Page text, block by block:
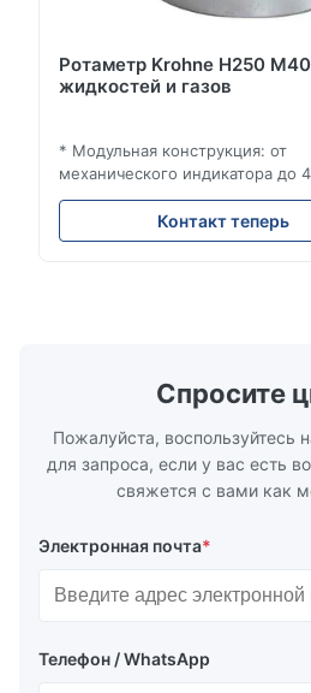
Ротаметр Krohne H250
жидкостей и газов
* Модульная конструкция: от
механического индикатора до
мА/HART®7, FF, Profibus-PA и
суммирующий счетчик * Любое
монтажное положение:
Контакт теперь
Спросите
Пожалуйста, воспользуйтесь
для запроса, если у вас есть
свяжется с вами как
Электронная почта*
Телефон / WhatsApp